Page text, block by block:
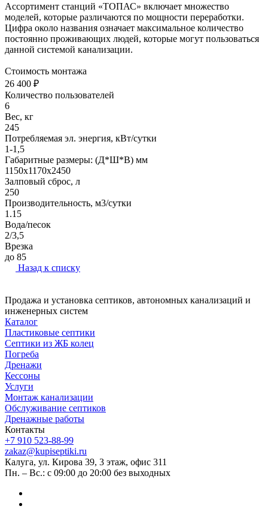
Ассортимент станций «ТОПАС» включает множество
моделей, которые различаются по мощности переработки.
Цифра около названия означает максимальное количество
постоянно проживающих людей, которые могут пользоваться
данной системой канализации.
Стоимость монтажа
26 400 ₽
Количество пользователей
6
Вес, кг
245
Потребляемая эл. энергия, кВт/сутки
1-1,5
Габаритные размеры: (Д*Ш*В) мм
1150х1170х2450
Залповый сброс, л
250
Производительность, м3/сутки
1.15
Вода/песок
2/3,5
Врезка
до 85
Назад к списку
Продажа и установка септиков, автономных канализаций и
инженерных систем
Каталог
Пластиковые септики
Септики из ЖБ колец
Погреба
Дренажи
Кессоны
Услуги
Монтаж канализации
Обслуживание септиков
Дренажные работы
Контакты
+7 910 523-88-99
zakaz@kupiseptiki.ru
Калуга, ул. Кирова 39, 3 этаж, офис 311
Пн. – Вс.: с 09:00 до 20:00 без выходных